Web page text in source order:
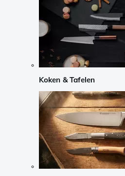
Koken & Tafelen